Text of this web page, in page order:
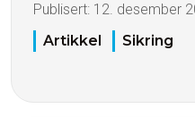
Publisert: 12. desember
Artikkel
Sikring